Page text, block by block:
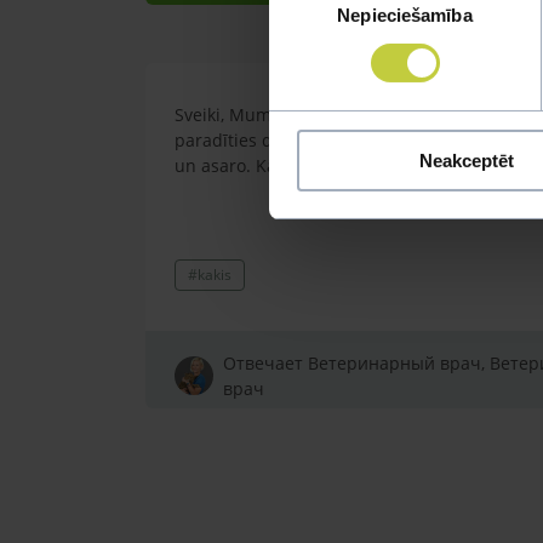
Nepieciešamība
Neakceptēt
Sveiki, Mums ir skotu stāvvausis kaķítis,
paradīties dzelten/zaļgani izdalijumi, nelieli.
un asaro. Kads varetu but celonis?
#kakis
Отвечает Ветеринарный врач,
врач